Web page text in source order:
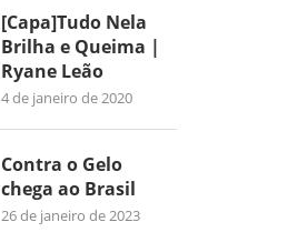
[Capa]Tudo Nela
Brilha e Queima |
Ryane Leão
4 de janeiro de 2020
Contra o Gelo
chega ao Brasil
26 de janeiro de 2023